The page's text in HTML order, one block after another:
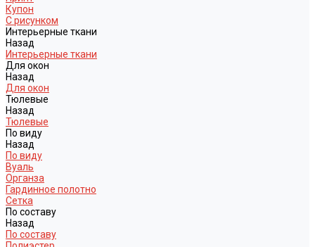
Купон
С рисунком
Интерьерные ткани
Назад
Интерьерные ткани
Для окон
Назад
Для окон
Тюлевые
Назад
Тюлевые
По виду
Назад
По виду
Вуаль
Органза
Гардинное полотно
Сетка
По составу
Назад
По составу